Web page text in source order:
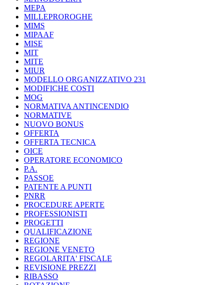
MEPA
MILLEPROROGHE
MIMS
MIPAAF
MISE
MIT
MITE
MIUR
MODELLO ORGANIZZATIVO 231
MODIFICHE COSTI
MOG
NORMATIVA ANTINCENDIO
NORMATIVE
NUOVO BONUS
OFFERTA
OFFERTA TECNICA
OICE
OPERATORE ECONOMICO
P.A.
PASSOE
PATENTE A PUNTI
PNRR
PROCEDURE APERTE
PROFESSIONISTI
PROGETTI
QUALIFICAZIONE
REGIONE
REGIONE VENETO
REGOLARITA' FISCALE
REVISIONE PREZZI
RIBASSO